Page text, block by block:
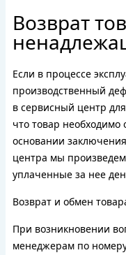
Возврат
Если в процессе
производственный
в сервисный центр
что товар
основании
центра мы
уплаченные за нее
Возврат и обмен
При возникновении
менеджерам по